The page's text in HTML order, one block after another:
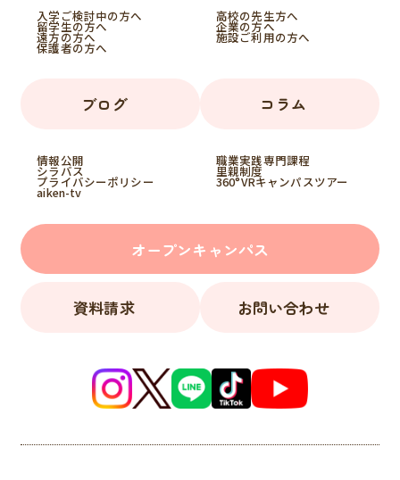
ブログ コラム
入学ご検討中の方へ
留学生の方へ
遠方の方へ
保護者の方へ
高校の先生方へ
企業の方へ
施設ご利用の方へ
職業実践専門課程
情報公開
シラバス
プライバシーポリシー 360°VRキャンパスツアー
里親制度
aiken-tv
オープンキャンパス
資料請求 お問い合わせ